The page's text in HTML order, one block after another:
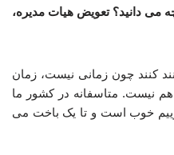
می دانید؟ تعویض هیات مدیره،
کنند چون زمانی نیست، زمان
نیست. متاسفانه در کشور ما
خوب است و تا یک باخت می